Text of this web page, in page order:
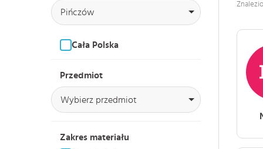
Pińczów
Cała Polska
Przedmiot
Wybierz przedmiot
Zakres materiału